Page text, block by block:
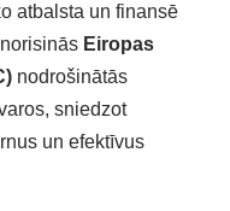
atbalsta un finansē
Eiropas
nodrošinātās
sniedzot
un efektīvus